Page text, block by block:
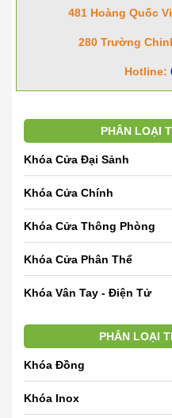
481 Hoàng Quốc
280 Trường
Hotline:
PHÂN LOẠI
Khóa Cửa Đại Sảnh
Khóa Cửa Chính
Khóa Cửa Thông Phòng
Khóa Cửa Phân Thể
Khóa Vân Tay - Điện Tử
PHÂN LOẠI
Khóa Đồng
Khóa Inox